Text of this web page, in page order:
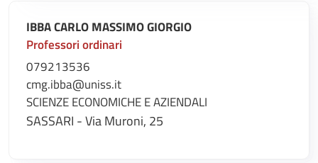
IBBA CARLO MASSIMO GIORGIO
Professori ordinari
079213536
cmg.ibba@uniss.it
SCIENZE ECONOMICHE E AZIENDALI
SASSARI - Via Muroni, 25